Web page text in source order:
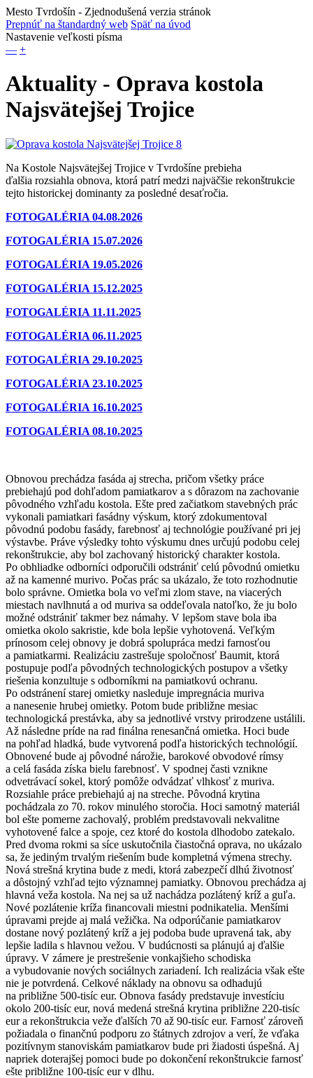
Mesto Tvrdošín - Zjednodušená verzia stránok
Prepnúť na štandardný web Späť na úvod
Nastavenie veľkosti písma
— +
Aktuality - Oprava kostola
Najsvätejšej Trojice
Na Kostole Najsvätejšej Trojice v Tvrdošíne prebieha
ďalšia rozsiahla obnova, ktorá patrí medzi najväčšie rekonštrukcie
tejto historickej dominanty za posledné desaťročia.
FOTOGALÉRIA 04.08.2026
FOTOGALÉRIA 15.07.2026
FOTOGALÉRIA 19.05.2026
FOTOGALÉRIA 15.12.2025
FOTOGALÉRIA 11.11.2025
FOTOGALÉRIA 06.11.2025
FOTOGALÉRIA 29.10.2025
FOTOGALÉRIA 23.10.2025
FOTOGALÉRIA 16.10.2025
FOTOGALÉRIA 08.10.2025
Obnovou prechádza fasáda aj strecha, pričom všetky práce
prebiehajú pod dohľadom pamiatkarov a s dôrazom na zachovanie
pôvodného vzhľadu kostola. Ešte pred začiatkom stavebných prác
vykonali pamiatkari fasádny výskum, ktorý zdokumentoval
pôvodnú podobu fasády, farebnosť aj technológie používané pri jej
výstavbe. Práve výsledky tohto výskumu dnes určujú podobu celej
rekonštrukcie, aby bol zachovaný historický charakter kostola.
Po obhliadke odborníci odporučili odstrániť celú pôvodnú omietku
až na kamenné murivo. Počas prác sa ukázalo, že toto rozhodnutie
bolo správne. Omietka bola vo veľmi zlom stave, na viacerých
miestach navlhnutá a od muriva sa oddeľovala natoľko, že ju bolo
možné odstrániť takmer bez námahy. V lepšom stave bola iba
omietka okolo sakristie, kde bola lepšie vyhotovená. Veľkým
prínosom celej obnovy je dobrá spolupráca medzi farnosťou
a pamiatkarmi. Realizáciu zastrešuje spoločnosť Baumit, ktorá
postupuje podľa pôvodných technologických postupov a všetky
riešenia konzultuje s odborníkmi na pamiatkovú ochranu.
Po odstránení starej omietky nasleduje impregnácia muriva
a nanesenie hrubej omietky. Potom bude približne mesiac
technologická prestávka, aby sa jednotlivé vrstvy prirodzene ustálili.
Až následne príde na rad finálna renesančná omietka. Hoci bude
na pohľad hladká, bude vytvorená podľa historických technológií.
Obnovené bude aj pôvodné nárožie, barokové obvodové rímsy
a celá fasáda získa bielu farebnosť. V spodnej časti vznikne
odvetrávací sokel, ktorý pomôže odvádzať vlhkosť z muriva.
Rozsiahle práce prebiehajú aj na streche. Pôvodná krytina
pochádzala zo 70. rokov minulého storočia. Hoci samotný materiál
bol ešte pomerne zachovalý, problém predstavovali nekvalitne
vyhotovené falce a spoje, cez ktoré do kostola dlhodobo zatekalo.
Pred dvoma rokmi sa síce uskutočnila čiastočná oprava, no ukázalo
sa, že jediným trvalým riešením bude kompletná výmena strechy.
Nová strešná krytina bude z medi, ktorá zabezpečí dlhú životnosť
a dôstojný vzhľad tejto významnej pamiatky. Obnovou prechádza aj
hlavná veža kostola. Na nej sa už nachádza pozlátený kríž a guľa.
Nové pozlátenie kríža financovali miestni podnikatelia. Menšími
úpravami prejde aj malá vežička. Na odporúčanie pamiatkarov
dostane nový pozlátený kríž a jej podoba bude upravená tak, aby
lepšie ladila s hlavnou vežou. V budúcnosti sa plánujú aj ďalšie
úpravy. V zámere je prestrešenie vonkajšieho schodiska
a vybudovanie nových sociálnych zariadení. Ich realizácia však ešte
nie je potvrdená. Celkové náklady na obnovu sa odhadujú
na približne 500-tisíc eur. Obnova fasády predstavuje investíciu
okolo 200-tisíc eur, nová medená strešná krytina približne 220-tisíc
eur a rekonštrukcia veže ďalších 70 až 90-tisíc eur. Farnosť zároveň
požiadala o finančnú podporu zo štátnych zdrojov a verí, že vďaka
pozitívnym stanoviskám pamiatkarov bude pri žiadosti úspešná. Aj
napriek doterajšej pomoci bude po dokončení rekonštrukcie farnosť
ešte približne 100-tisíc eur v dlhu.